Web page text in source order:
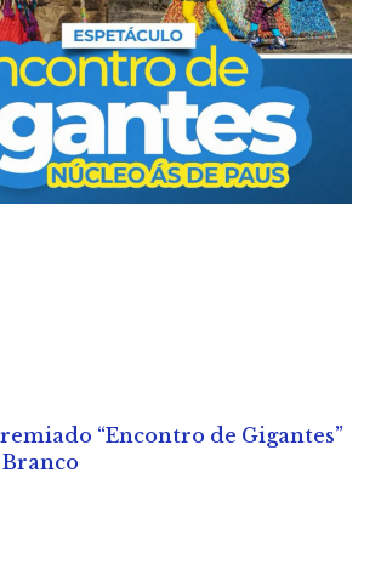
“Encontro de Gigantes”
Branco